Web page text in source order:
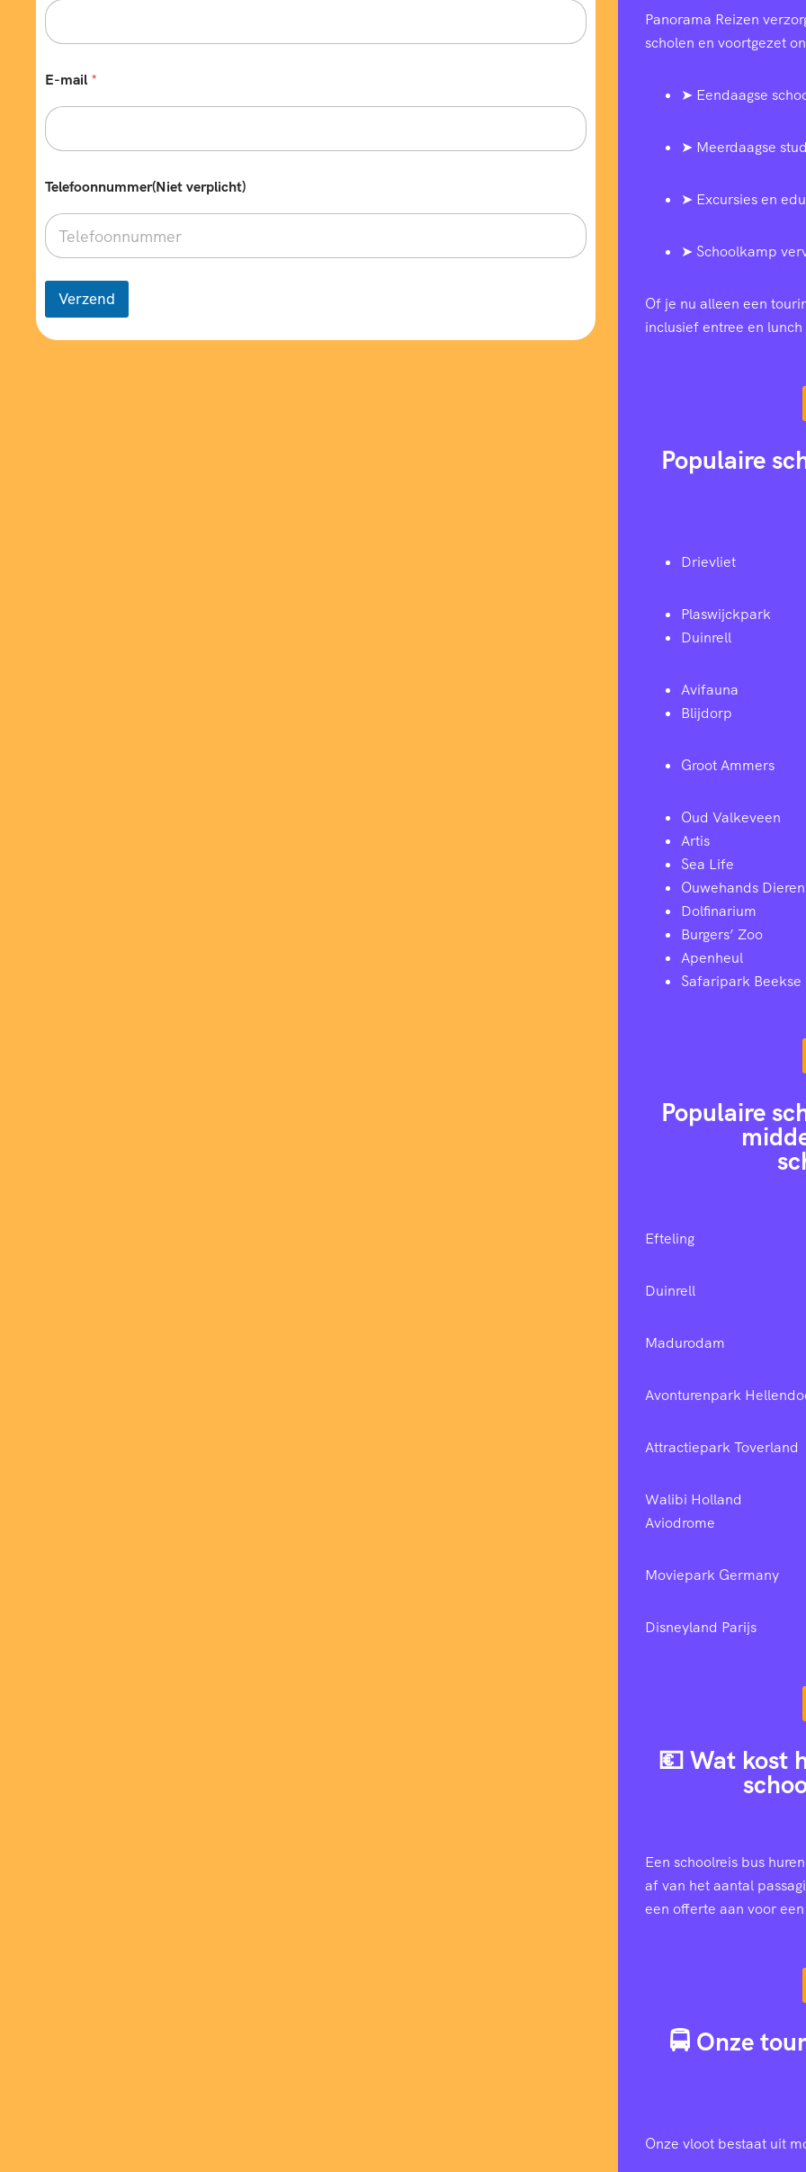
e
l
e
-
a
l
E-mail *
Telefoonnummer(Niet verplicht)
Verzend
Panorama Reizen
scholen en voortgezet
➤ Eendaagse
➤ Meerdaagse
➤ Excursies en
➤ Schoolkamp
Of je nu alleen een
inclusief entree en
Populaire
Drievliet
Plaswijckpark
Duinrell
Avifauna
Blijdorp
Groot Ammers
Oud Valkeveen
Artis
Sea Life
Ouwehands
Dolfinarium
Burgers’ Zoo
Apenheul
Safaripark Beekse
Populaire
Efteling
Duinrell
Madurodam
Avonturenpark
Attractiepark Toverland
Walibi Holland
Aviodrome
Moviepark Germany
Disneyland Parijs
💶 Wat kost
Een schoolreis bus
af van het aantal
een offerte aan voor
🚍 Onze
Onze vloot bestaat uit